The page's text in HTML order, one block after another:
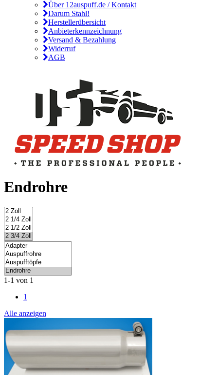
Über 12auspuff.de / Kontakt
Darum Stahl!
Herstellerübersicht
Anbieterkennzeichnung
Versand & Bezahlung
Widerruf
AGB
Endrohre
1-1 von 1
1
Alle anzeigen